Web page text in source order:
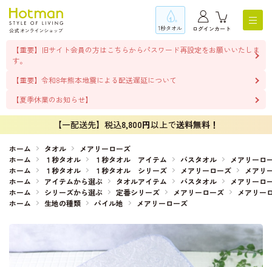
1秒タオル ログインカート
【重要】旧サイト会員の方はこちらからパスワード再設定をお願いいたしま
す。
【重要】令和8年熊本地震による配送遅延について
【夏季休業のお知らせ】
【一配送先】税込8,800円以上で送料無料！
ホーム タオル
メアリーローズ
ホーム
１秒タオル １秒タオル アイテム バスタオル
メアリーロ
ホーム
１秒タオル １秒タオル シリーズ メアリーローズ
メアリ
ホーム
アイテムから選ぶ タオルアイテム バスタオル
メアリーロ
ホーム
シリーズから選ぶ 定番シリーズ メアリーローズ
メアリー
ホーム
生地の種類 パイル地 メアリーローズ